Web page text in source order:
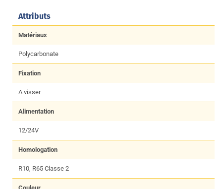
Attributs
Matériaux
Polycarbonate
Fixation
A visser
Alimentation
12/24V
Homologation
R10, R65 Classe 2